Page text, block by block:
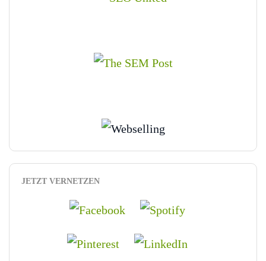
JETZT VERNETZEN